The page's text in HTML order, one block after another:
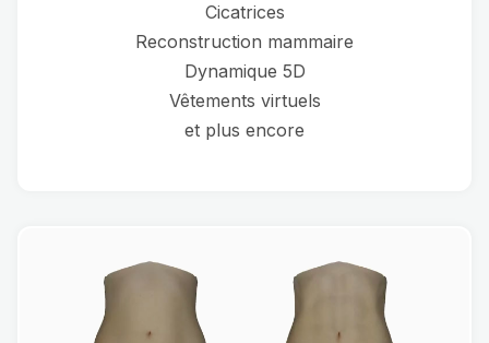
Cicatrices
Reconstruction mammaire
Dynamique 5D
Vêtements virtuels
et plus encore